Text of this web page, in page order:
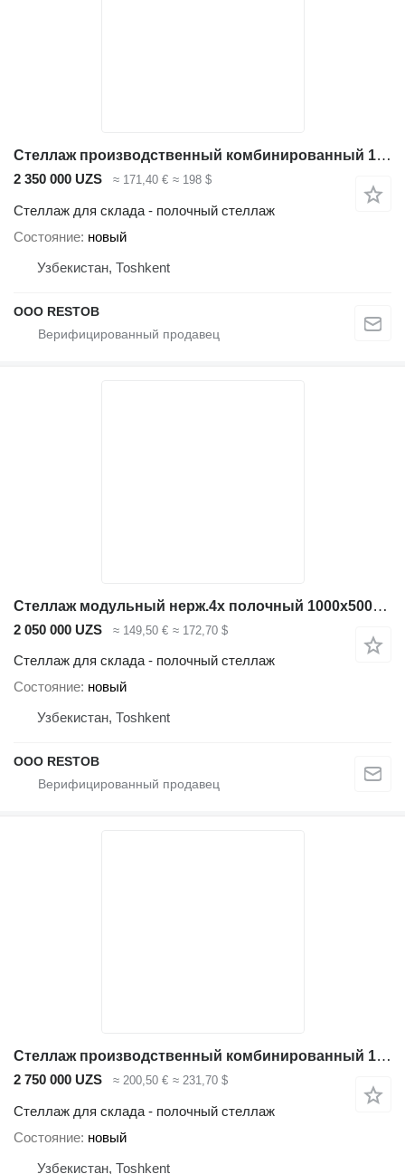
Стеллаж производственный комбинированный 1200*500*1600
2 350 000 UZS ≈ 171,40 € ≈ 198 $
Стеллаж для склада - полочный стеллаж
Состояние новый
Узбекистан, Тоshkent
OOO RESTOB
Стеллаж модульный нерж.4х полочный 1000х500х1465 (25 труба)
2 050 000 UZS ≈ 149,50 € ≈ 172,70 $
Стеллаж для склада - полочный стеллаж
Состояние новый
Узбекистан, Тоshkent
OOO RESTOB
Стеллаж производственный комбинированный 1000*500*2500
2 750 000 UZS ≈ 200,50 € ≈ 231,70 $
Стеллаж для склада - полочный стеллаж
Состояние новый
Узбекистан, Тоshkent